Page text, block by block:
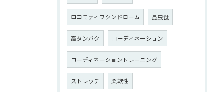
ロコモティブシンドローム 昆虫食
高タンパク コーディネーション
コーディネーショントレーニング
ストレッチ 柔軟性